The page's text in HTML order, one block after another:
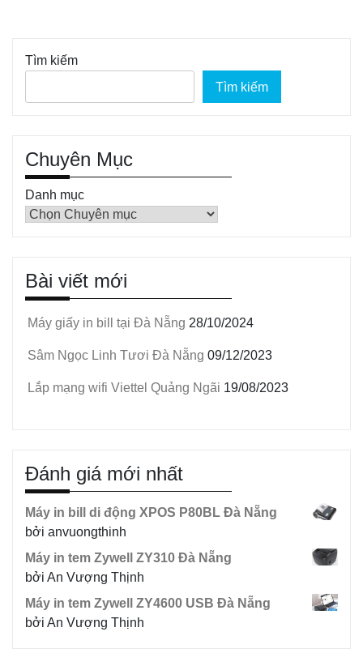
Tìm kiếm
Tìm kiếm
Chuyên Mục
Danh mục
Bài viết mới
Máy giấy in bill tại Đà Nẵng 28/10/2024
Sâm Ngọc Linh Tươi Đà Nẵng 09/12/2023
Lắp mạng wifi Viettel Quảng Ngãi 19/08/2023
Đánh giá mới nhất
Máy in bill di động XPOS P80BL Đà Nẵng
bởi anvuongthinh
Máy in tem Zywell ZY310 Đà Nẵng
bởi An Vượng Thịnh
Máy in tem Zywell ZY4600 USB Đà Nẵng
bởi An Vượng Thịnh